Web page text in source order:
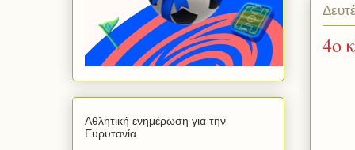
4ο
Αθλητική ενημέρωση για την
Ευρυτανία.